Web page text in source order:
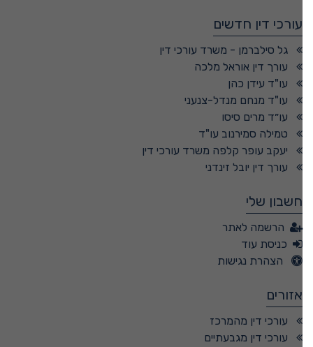
עורכי דין חדשים
גל סילברמן - משרד עורכי דין
עורך דין אוראל מלכה
עו"ד עידן כהן
עו"ד מנחם מנדל-צנעני
עו״ד מרים סיסו
טמילה סמירנוב עו"ד
יעקב עופר קלפה משרד עורכי דין
עורך דין יובל זינדני
חשבון שלי
הרשמה לאתר
כניסת עוד
הצהרת נגישות
אזורים
עורכי דין מהמרכז
עורכי דין מגבעתיים